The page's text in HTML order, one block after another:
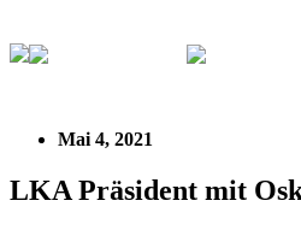
Mai 4, 2021
LKA Präsident mit